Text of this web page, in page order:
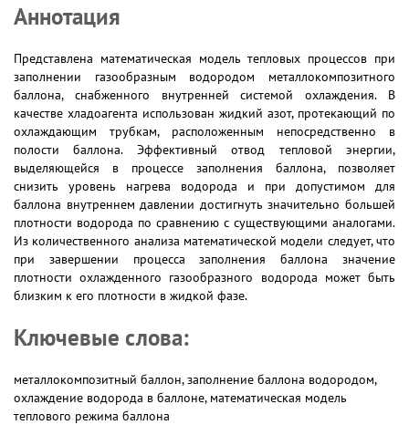
Аннотация
Представлена математическая модель тепловых процессов при
заполнении газообразным водородом металлокомпозитного
баллона, снабженного внутренней системой охлаждения. В
качестве хладоагента использован жидкий азот, протекающий по
охлаждающим трубкам, расположенным непосредственно в
полости баллона. Эффективный отвод тепловой энергии,
выделяющейся в процессе заполнения баллона, позволяет
снизить уровень нагрева водорода и при допустимом для
баллона внутреннем давлении достигнуть значительно большей
плотности водорода по сравнению с существующими аналогами.
Из количественного анализа математической модели следует, что
при завершении процесса заполнения баллона значение
плотности охлажденного газообразного водорода может быть
близким к его плотности в жидкой фазе.
Ключевые слова:
металлокомпозитный баллон, заполнение баллона водородом,
охлаждение водорода в баллоне, математическая модель
теплового режима баллона